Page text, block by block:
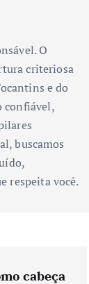
O
criteriosa
e do
confiável,
buscamos
respeita você.
cabeça